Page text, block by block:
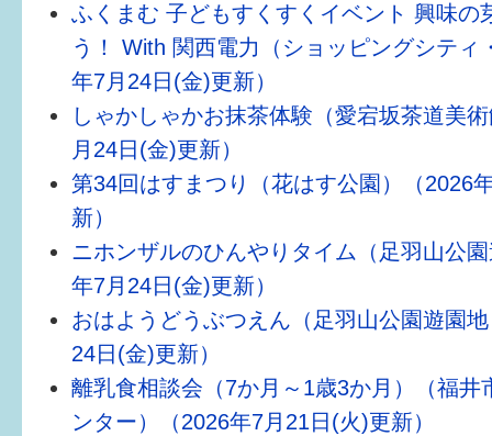
ふくまむ 子どもすくすくイベント 興味の
う！ With 関西電力（ショッピングシティ
年7月24日(金)更新）
しゃかしゃかお抹茶体験（愛宕坂茶道美
月24日(金)更新）
第34回はすまつり（花はす公園）（2026
新）
ニホンザルのひんやりタイム（足羽山公
年7月24日(金)更新）
おはようどうぶつえん（足羽山公園遊園
24日(金)更新）
離乳食相談会（7か月～1歳3か月）（福井
ンター）（2026年7月21日(火)更新）
子どもを預けたい
入園・入学
相談したい
さまざまな支援
子育てカレンダー
妊娠
出産〜3か月
3か月〜6か月